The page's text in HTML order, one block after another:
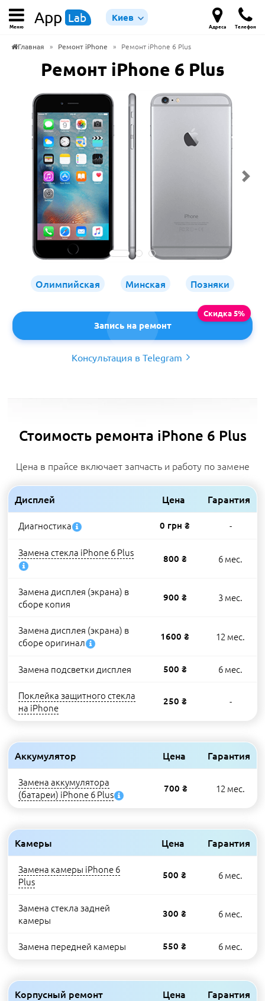
Меню App Lab Киев
Адреса Телефон
Главная » Ремонт iPhone » Ремонт iPhone 6 Plus
Ремонт iPhone 6 Plus
Олимпийская Минская Позняки
Запись на ремонт
Консультация в Telegram
Стоимость ремонта iPhone 6 Plus
Цена в прайсе включает запчасть и работу по замене
Дисплей Цена Гарантия
Диагностика 0 грн ₴ -
Замена стекла iPhone 6 Plus 800 ₴ 6 мес.
Замена дисплея (экрана) в
сборе копия
900 ₴ 3 мес.
Замена дисплея (экрана) в
сборе оригинал
1600 ₴ 12 мес.
Замена подсветки дисплея 500 ₴ 6 мес.
Поклейка защитного стекла
на iPhone
250 ₴ -
Аккумулятор Цена Гарантия
Замена аккумулятора
(батареи) iPhone 6 Plus
700 ₴ 12 мес.
Камеры Цена Гарантия
Замена камеры iPhone 6
Plus
500 ₴ 6 мес.
Замена стекла задней
камеры
300 ₴ 6 мес.
Замена передней камеры 550 ₴ 6 мес.
Корпусный ремонт Цена Гарантия